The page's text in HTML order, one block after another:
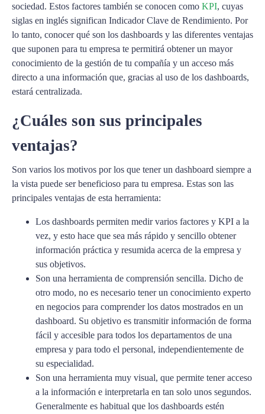
sociedad. Estos factores también se conocen como KPI, cuyas
siglas en inglés significan Indicador Clave de Rendimiento. Por
lo tanto, conocer qué son los dashboards y las diferentes ventajas
que suponen para tu empresa te permitirá obtener un mayor
conocimiento de la gestión de tu compañía y un acceso más
directo a una información que, gracias al uso de los dashboards,
estará centralizada.
¿Cuáles son sus principales
ventajas?
Son varios los motivos por los que tener un dashboard siempre a
la vista puede ser beneficioso para tu empresa. Estas son las
principales ventajas de esta herramienta:
Los dashboards permiten medir varios factores y KPI a la
vez, y esto hace que sea más rápido y sencillo obtener
información práctica y resumida acerca de la empresa y
sus objetivos.
Son una herramienta de comprensión sencilla. Dicho de
otro modo, no es necesario tener un conocimiento experto
en negocios para comprender los datos mostrados en un
dashboard. Su objetivo es transmitir información de forma
fácil y accesible para todos los departamentos de una
empresa y para todo el personal, independientemente de
su especialidad.
Son una herramienta muy visual, que permite tener acceso
a la información e interpretarla en tan solo unos segundos.
Generalmente es habitual que los dashboards estén